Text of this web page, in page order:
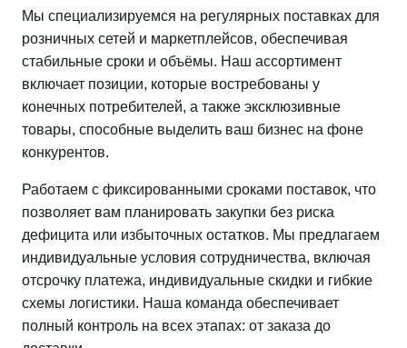
Мы специализируемся на регулярных поставках для
розничных сетей и маркетплейсов, обеспечивая
стабильные сроки и объёмы. Наш ассортимент
включает позиции, которые востребованы у
конечных потребителей, а также эксклюзивные
товары, способные выделить ваш бизнес на фоне
конкурентов.
Работаем с фиксированными сроками поставок, что
позволяет вам планировать закупки без риска
дефицита или избыточных остатков. Мы предлагаем
индивидуальные условия сотрудничества, включая
отсрочку платежа, индивидуальные скидки и гибкие
схемы логистики. Наша команда обеспечивает
полный контроль на всех этапах: от заказа до